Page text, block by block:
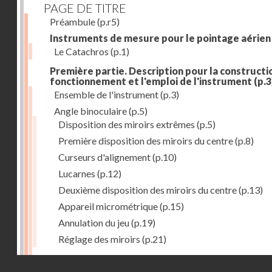
PAGE DE TITRE
Préambule(p.r5)
Instruments de mesure pour le pointage aérien
Le Catachros (p.1)
Première partie. Description pour la
fonctionnement et l'emploi de l'instrument
Ensemble de l'instrument(p.3)
Angle binoculaire(p.5)
Disposition des miroirs extrêmes (p.5)
Première disposition des miroirs du centre(p.8)
Curseurs d'alignement(p.10)
Lucarnes (p.12)
Deuxième disposition des miroirs du centre(p.13)
Appareil micrométrique(p.15)
Annulation du jeu(p.19)
Réglage des miroirs (p.21)
Mouvement oscillatoire(p.23)